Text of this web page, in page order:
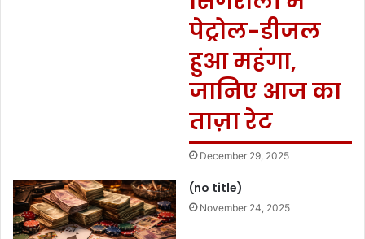
पेट्रोल-डीजल
हुआ महंगा,
जानिए आज का
ताज़ा रेट
December 29, 2025
(no title)
November 24, 2025